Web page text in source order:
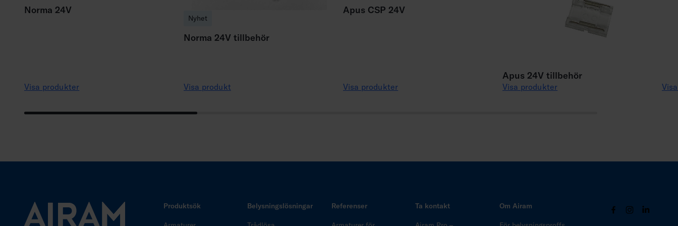
Norma 24V
Visa produkter
Nyhet
Norma 24V tillbehör
Visa produkt
Apus CSP 24V
Visa produkter
Apus 24V tillbehör
Visa produkter
Produktsök Belysningslösningar Referenser Ta kontakt Om Airam